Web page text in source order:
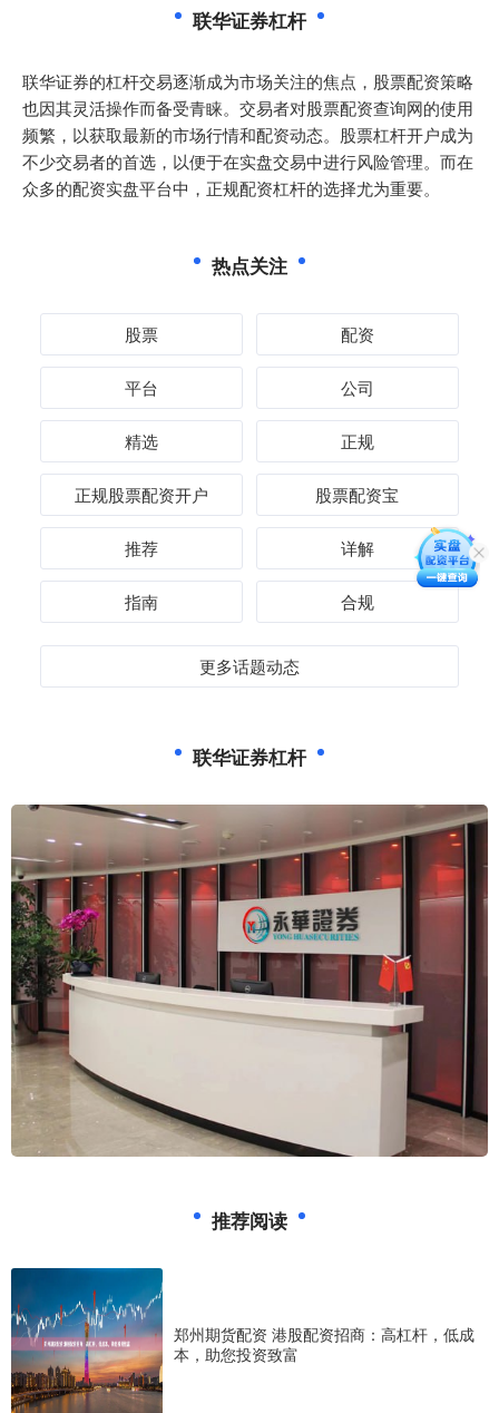
联华证券杠杆
联华证券的杠杆交易逐渐成为市场关注的焦点，股票配资策略
也因其灵活操作而备受青睐。交易者对股票配资查询网的使用
频繁，以获取最新的市场行情和配资动态。股票杠杆开户成为
不少交易者的首选，以便于在实盘交易中进行风险管理。而在
众多的配资实盘平台中，正规配资杠杆的选择尤为重要。
热点关注
股票 配资
平台 公司
精选 正规
正规股票配资开户 股票配资宝
推荐 详解
指南 合规
更多话题动态
联华证券杠杆
推荐阅读
郑州期货配资 港股配资招商：高杠杆，低成
本，助您投资致富